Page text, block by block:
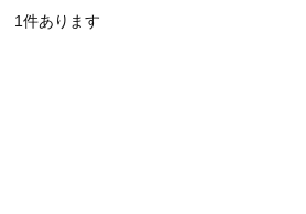
1件あります